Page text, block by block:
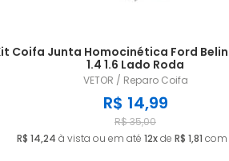
Coifa Junta Homocinética Ford
1.4 1.6 Lado Roda
VETOR / Reparo Coifa
R$ 14,99
R$ 35,00
R$ 14,24 à vista ou em até 12xde R$ 1,81 com